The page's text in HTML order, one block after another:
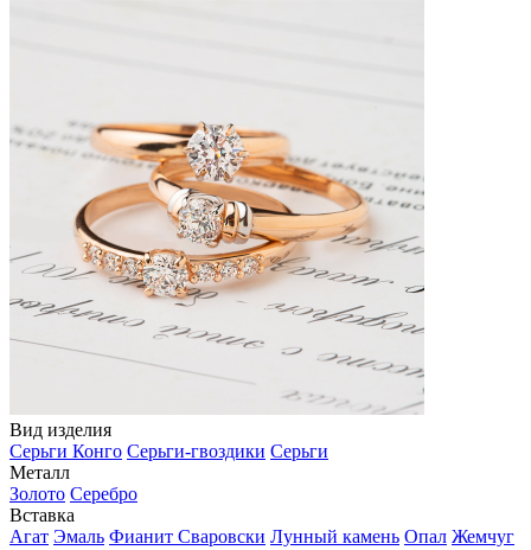
Вид изделия
Серьги Конго Серьги-гвоздики Серьги
Металл
Золото Серебро
Вставка
Агат Эмаль Фианит Сваровски Лунный камень Опал Жемчуг